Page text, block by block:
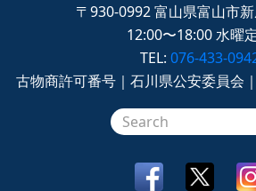
〒930-0992富山県富山市
12:00〜18:00水曜
TEL: 076-433-
古物商許可番号｜石川県公安委員会